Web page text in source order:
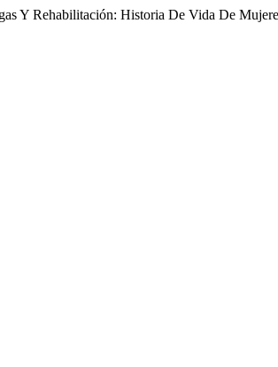
Y Rehabilitación: Historia De Vida De